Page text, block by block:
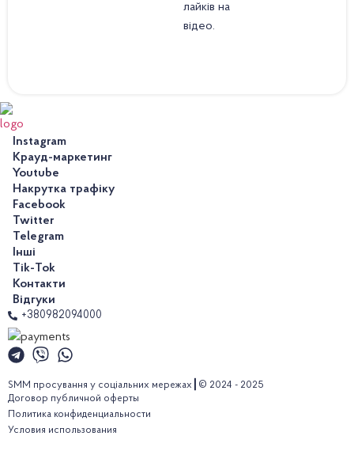
лайків на
відео.
Instagram
Крауд-маркетинг
Youtube
Накрутка трафіку
Facebook
Twitter
Telegram
Інші
Tik-Tok
Контакти
Відгуки
+380982094000
SMM просування у соціальних мережах┃© 2024 - 2025
Договор публичной оферты
Политика конфиденциальности
Условия использования